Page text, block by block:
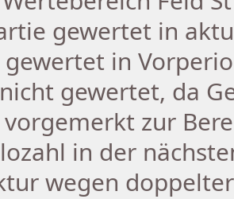
gewertet in
gewertet in
gewertet, da
vorgemerkt zur
in der
wegen